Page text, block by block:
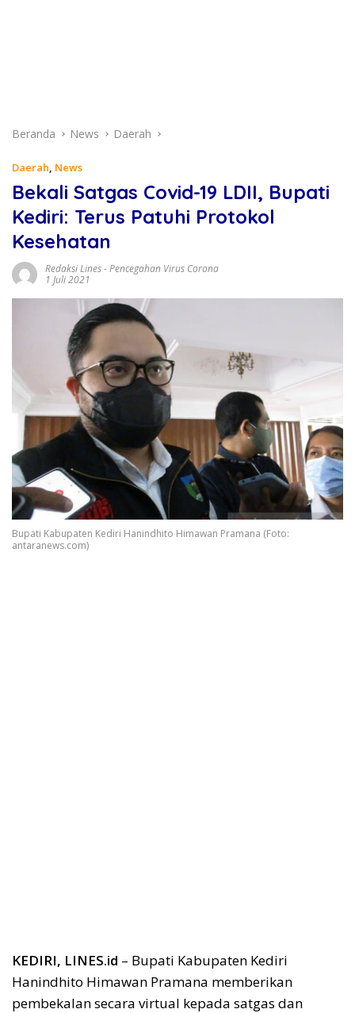
Beranda News Daerah
Daerah, News
Bekali Satgas Covid-19 LDII, Bupati
Kediri: Terus Patuhi Protokol
Kesehatan
Redaksi Lines-Pencegahan Virus Corona
1 Juli 2021
Bupati Kabupaten Kediri Hanindhito Himawan Pramana (Foto:
antaranews.com)
KEDIRI, LINES.id – Bupati Kabupaten Kediri
Hanindhito Himawan Pramana memberikan
pembekalan secara virtual kepada satgas dan